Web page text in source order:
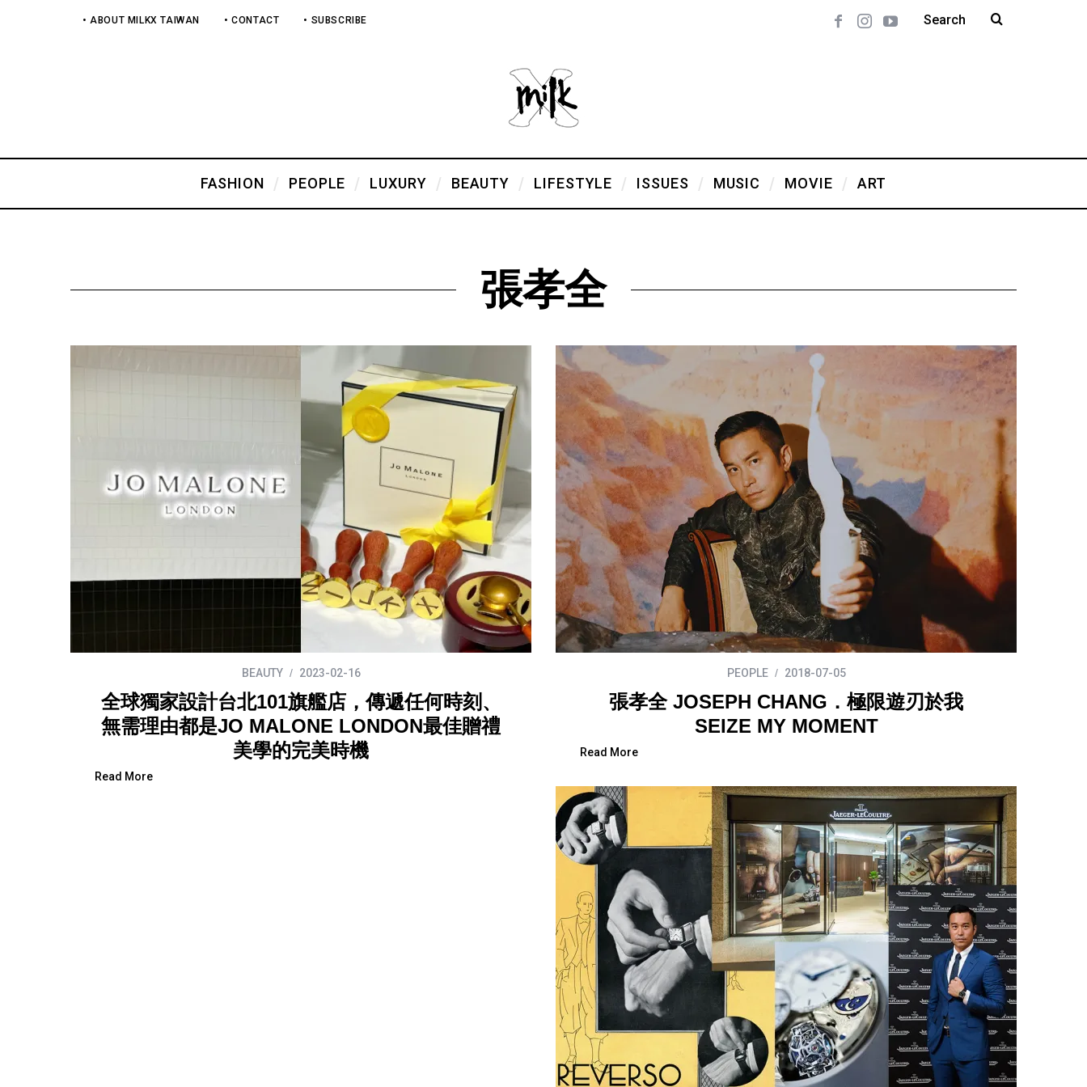
• ABOUT MILKX TAIWAN • CONTACT • SUBSCRIBE
FASHION PEOPLE LUXURY BEAUTY LIFESTYLE ISSUES MUSIC MOVIE ART
張孝全
BEAUTY 2023-02-16
全球獨家設計台北101旗艦店，傳遞任何時刻、
無需理由都是JO MALONE LONDON最佳贈禮
美學的完美時機
Read More
PEOPLE 2018-07-05
張孝全 JOSEPH CHANG．極限遊刃於我
SEIZE MY MOMENT
Read More